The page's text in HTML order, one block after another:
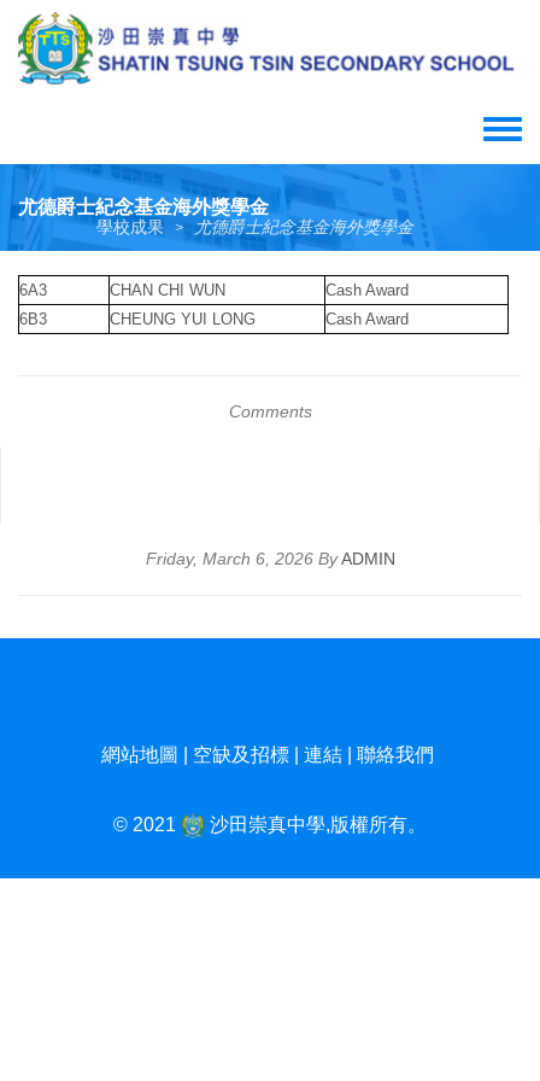
main
content
Toggle
menu
尤德爵士紀念基金海外獎學金
學校成果 > 尤德爵士紀念基金海外獎學金
6A3 CHAN CHI WUN
Cash Award
6B3
CHEUNG YUI LONG Cash Award
Comments
Friday, March 6, 2026 By ADMIN
網站地圖 空缺及招標 連結 聯絡我們
© 2021 沙田崇真中學,版權所有。